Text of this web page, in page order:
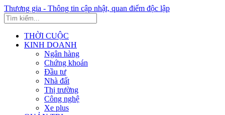
Thương gia - Thông tin cập nhật, quan điểm độc lập
THỜI CUỘC
KINH DOANH
Ngân hàng
Chứng khoán
Đầu tư
Nhà đất
Thị trường
Công nghệ
Xe plus